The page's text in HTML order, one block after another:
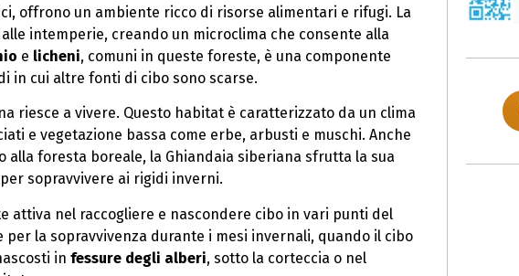
offrono un ambiente ricco di risorse alimentari e rifugi. La
intemperie, creando un microclima che consente alla
e licheni, comuni in queste foreste, è una componente
in cui altre fonti di cibo sono scarse.
riesce a vivere. Questo habitat è caratterizzato da un clima
e vegetazione bassa come erbe, arbusti e muschi. Anche
foresta boreale, la Ghiandaia siberiana sfrutta la sua
sopravvivere ai rigidi inverni.
attiva nel raccogliere e nascondere cibo in vari punti del
per la sopravvivenza durante i mesi invernali, quando il cibo
in fessure degli alberi, sotto la corteccia o nel